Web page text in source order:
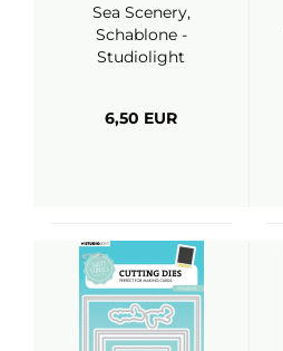
Sea Scenery,
Schablone -
Studiolight
6,50 EUR